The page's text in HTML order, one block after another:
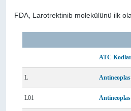
FDA, Larotrektinib molekülünü ilk
ATC
L
L01